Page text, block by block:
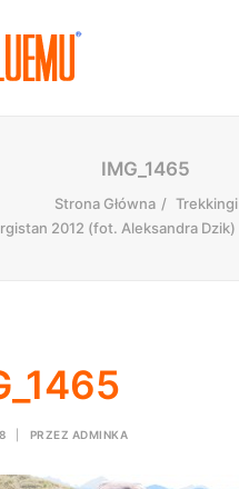
IMG_1465
Strona Główna
Trekkingi
2012 (fot. Aleksandra Dzik)
PRZEZ ADMINKA